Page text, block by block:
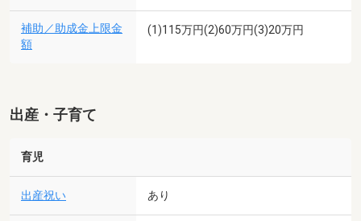
補助／助成金上限金
額
(1)115万円(2)60万円(3)20万円
出産・子育て
育児
出産祝い あり